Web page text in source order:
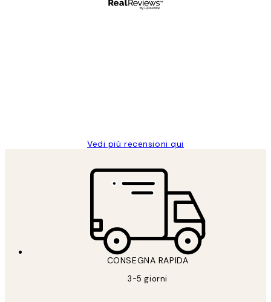
Vedi più recensioni qui
CONSEGNA RAPIDA
3-5 giorni